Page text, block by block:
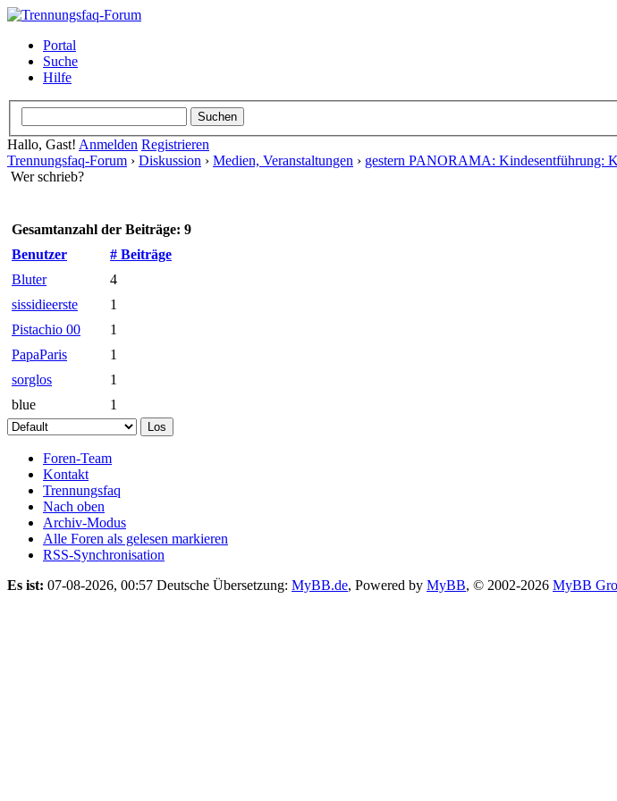
Portal
Suche
Hilfe
Hallo, Gast! Anmelden Registrieren
Trennungsfaq-Forum › Diskussion › Medien, Veranstaltungen › gestern PANORAMA: Kindesentführung:
Wer schrieb?
Gesamtanzahl der Beiträge: 9
Benutzer
# Beiträge
Bluter
4
sissidieerste
1
Pistachio 00
1
PapaParis
1
sorglos
1
blue
1
Foren-Team
Kontakt
Trennungsfaq
Nach oben
Archiv-Modus
Alle Foren als gelesen markieren
RSS-Synchronisation
Es ist: 07-08-2026, 00:57 Deutsche Übersetzung: MyBB.de, Powered by MyBB, © 2002-2026 MyBB